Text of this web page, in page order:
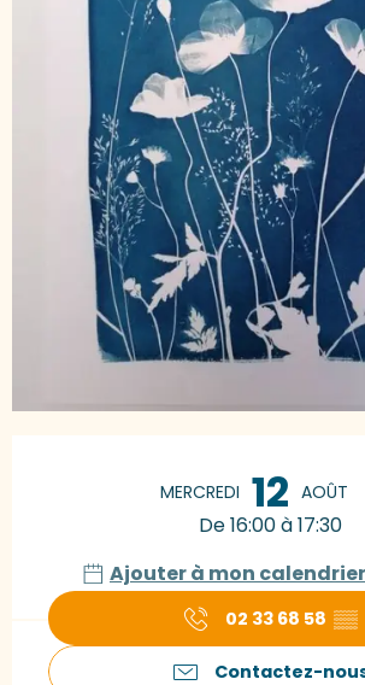
MERCREDI 12 AOÛT
De 16:00 à 17:30
Ajouter à mon
02 33 68 58 ▒▒
Contactez-